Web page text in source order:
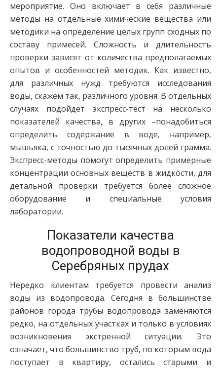
мероприятие. Оно включает в себя различные
методы на отдельные химические вещества или
методики на определение целых групп сходных по
составу примесей. Сложность и длительность
проверки зависят от количества предполагаемых
опытов и особенностей методик. Как известно,
для различных нужд требуются исследования
воды, скажем так, различного уровня. В отдельных
случаях подойдет экспресс-тест на несколько
показателей качества, в других –понадобиться
определить содержание в воде, например,
мышьяка, с точностью до тысячных долей грамма.
Экспресс-методы помогут определить примерные
концентрации основных веществ в жидкости, для
детальной проверки требуется более сложное
оборудование и специальные условия
лаборатории.
Показатели качества
водопроводной воды в
Серебряных прудах
Нередко клиентам требуется провести анализ
воды из водопровода. Сегодня в большинстве
районов города трубы водопровода заменяются
редко, на отдельных участках и только в условиях
возникновения экстренной ситуации. Это
означает, что большинство труб, по которым вода
поступает в квартиру, остались старыми и